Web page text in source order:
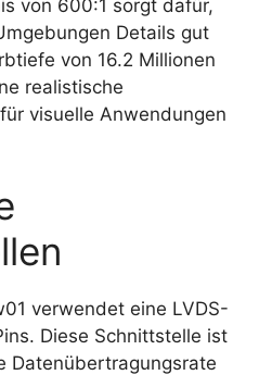
von 600:1 sorgt dafür,
Details gut
von 16.2 Millionen
realistische
visuelle Anwendungen
verwendet eine LVDS-
Diese Schnittstelle ist
Datenübertragungsrate